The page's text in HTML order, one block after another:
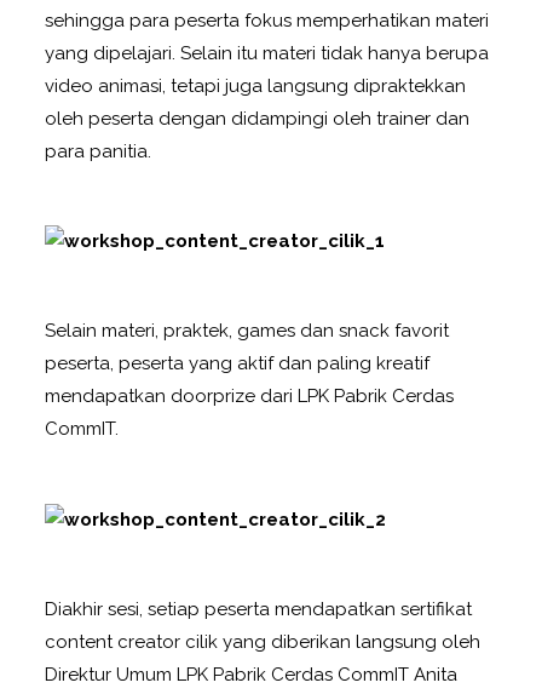
sehingga para peserta fokus memperhatikan materi
yang dipelajari. Selain itu materi tidak hanya berupa
video animasi, tetapi juga langsung dipraktekkan
oleh peserta dengan didampingi oleh trainer dan
para panitia.
Selain materi, praktek, games dan snack favorit
peserta, peserta yang aktif dan paling kreatif
mendapatkan doorprize dari LPK Pabrik Cerdas
CommIT.
Diakhir sesi, setiap peserta mendapatkan sertifikat
content creator cilik yang diberikan langsung oleh
Direktur Umum LPK Pabrik Cerdas CommIT Anita